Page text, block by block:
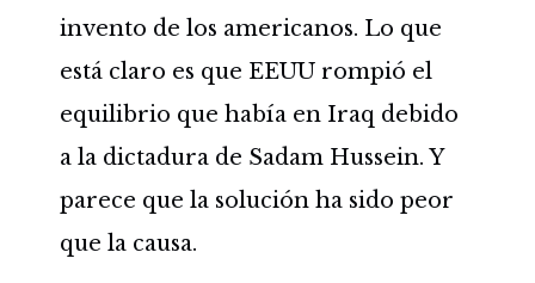
invento de los americanos. Lo que
está claro es que EEUU rompió el
equilibrio que había en Iraq debido
a la dictadura de Sadam Hussein. Y
parece que la solución ha sido peor
que la causa.